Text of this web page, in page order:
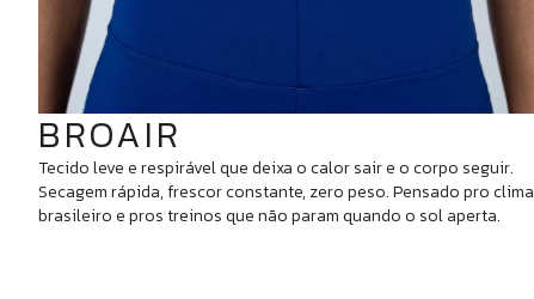
BROAIR
Tecido leve e respirável que deixa o calor sair e o corpo seguir.
Secagem rápida, frescor constante, zero peso. Pensado pro clima
brasileiro e pros treinos que não param quando o sol aperta.